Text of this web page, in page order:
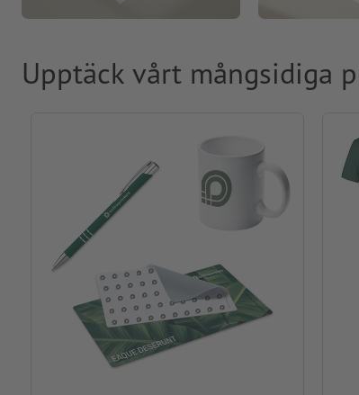
Upptäck vårt mångsidiga